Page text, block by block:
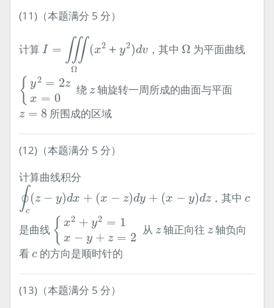
(11)（本题满分 5 分）
计算 I = ∭
Ω
(x2 ＋ y2)dv
Ω(x2
，其中 Ω
Ω 为平面曲线
{ y2 = 2z
x = 0
{y = x= 0
绕 z
z轴旋转一周所成的曲面与平面
z = 8
z=8 所围成的区域
(12)（本题满分 5 分）
计算曲线积分
∮c
(z − y)dx + (x − z)dy + (x − y)dz
∮c(z−y)dx+(
，其中c
c
是曲线 { x2 + y2 = 1
x − y + z = 2
{x + 2 1 y+
从 z
z轴正向往 z
z轴负向
看 c
c 的方向是顺时针的
(13)（本题满分 5 分）